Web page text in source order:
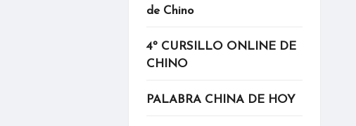
de Chino
4º CURSILLO ONLINE DE
CHINO
PALABRA CHINA DE HOY